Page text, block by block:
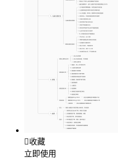
收藏
立即使用